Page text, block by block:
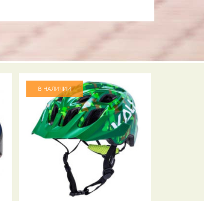
В НАЛИЧИИ